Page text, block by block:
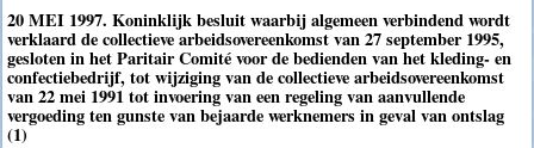
20 MEI 1997. Koninklijk besluit waarbij algemeen verbindend wordt
verklaard de collectieve arbeidsovereenkomst van 27 september 1995,
gesloten in het Paritair Comité voor de bedienden van het kleding- en
confectiebedrijf, tot wijziging van de collectieve arbeidsovereenkomst
van 22 mei 1991 tot invoering van een regeling van aanvullende
vergoeding ten gunste van bejaarde werknemers in geval van ontslag
(1)